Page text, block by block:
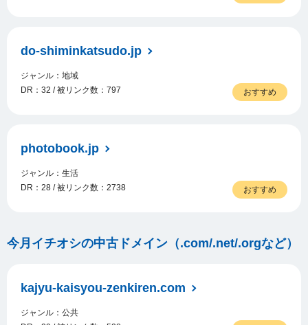
do-shiminkatsudo.jp
ジャンル：地域
DR：32 / 被リンク数：797
おすすめ
photobook.jp
ジャンル：生活
DR：28 / 被リンク数：2738
おすすめ
今月イチオシの中古ドメイン（.com/.net/.orgなど）
kajyu-kaisyou-zenkiren.com
ジャンル：公共